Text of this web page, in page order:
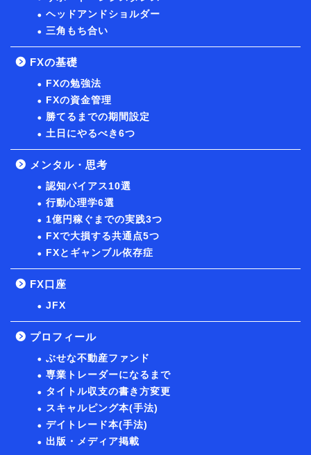
ヘッドアンドショルダー
三角もち合い
FXの基礎
FXの勉強法
FXの資金管理
勝てるまでの期間設定
土日にやるべき6つ
メンタル・思考
認知バイアス10選
行動心理学6選
1億円稼ぐまでの実践3つ
FXで大損する共通点5つ
FXとギャンブル依存症
FX口座
JFX
プロフィール
ぶせな不動産ファンド
専業トレーダーになるまで
タイトル収支の書き方変更
スキャルピング本(手法)
デイトレード本(手法)
出版・メディア掲載